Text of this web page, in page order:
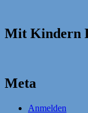
Mit Kindern
Meta
Anmelden